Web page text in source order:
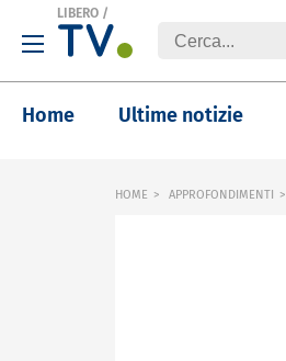
LIBERO /
Home Ultime notizie
HOME APPROFONDIMENTI